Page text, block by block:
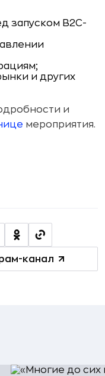
запуском B2C-
и других
и
мероприятия.
канал